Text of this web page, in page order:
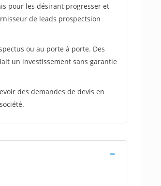
pour les désirant progresser et
de leads prospectsion
ou au porte à porte. Des
un investissement sans garantie
des demandes de devis en